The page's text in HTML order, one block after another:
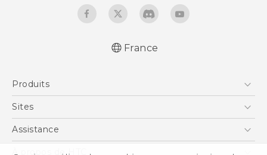
France
Produits
Smartphones
Vive
Sites
HTC Vive
Assistance
À propos de HTC